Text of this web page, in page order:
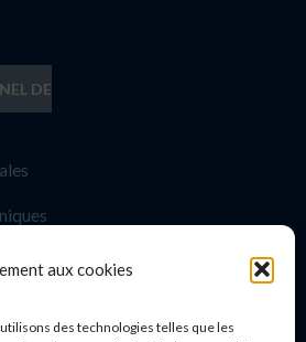
aux cookies
des technologies telles que les
DE